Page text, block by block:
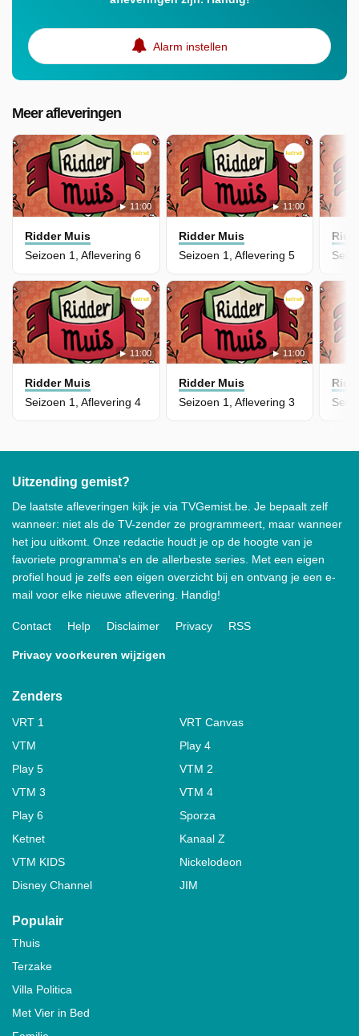
Alarm instellen
Meer afleveringen
11:00
Ridder Muis
Seizoen 1, Aflevering 6
11:00
Ridder Muis
Seizoen 1, Aflevering 5
11:00
Ridder Muis
Seizoen 1, Aflevering 4
11:00
Ridder Muis
Seizoen 1, Aflevering 3
Uitzending gemist?
De laatste afleveringen kijk je via TVGemist.be. Je bepaalt zelf
wanneer: niet als de TV-zender ze programmeert, maar wanneer
het jou uitkomt. Onze redactie houdt je op de hoogte van je
favoriete programma's en de allerbeste series. Met een eigen
profiel houd je zelfs een eigen overzicht bij en ontvang je een e-
mail voor elke nieuwe aflevering. Handig!
Contact Help Disclaimer Privacy RSS
Privacy voorkeuren wijzigen
Zenders
VRT 1
VRT Canvas
VTM
Play 4
Play 5
VTM 2
VTM 3
VTM 4
Play 6
Sporza
Ketnet
Kanaal Z
VTM KIDS
Nickelodeon
Disney Channel
JIM
Populair
Thuis
Terzake
Villa Politica
Met Vier in Bed